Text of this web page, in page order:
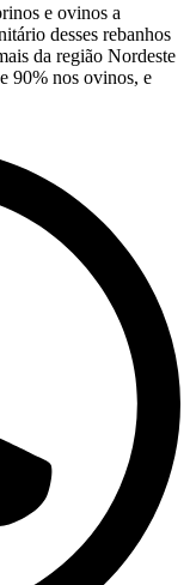
e ovinos a
desses rebanhos
da região Nordeste
90% nos ovinos, e